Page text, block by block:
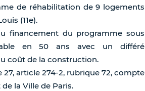
de réhabilitation de 9 logements
(11e).
financement du programme sous
en 50 ans avec un différé
coût de la construction.
article 274-2, rubrique 72, compte
la Ville de Paris.